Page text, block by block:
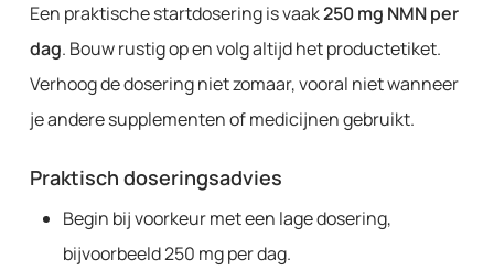
Een praktische startdosering is vaak250 mg NMN per
dag. Bouw rustig op en volg altijd het productetiket.
Verhoog de dosering niet zomaar, vooral niet wanneer
je andere supplementen of medicijnen gebruikt.
Praktisch doseringsadvies
Begin bij voorkeur met een lage dosering,
bijvoorbeeld 250 mg per dag.